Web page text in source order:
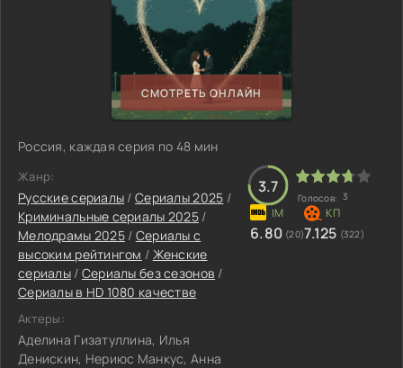
СМОТРЕТЬ ОНЛАЙН
Россия, каждая серия по 48 мин
Жанр:
Русские сериалы /Сериалы 2025 /
Криминальные сериалы 2025 /
Мелодрамы 2025/ Сериалы с
высоким рейтингом / Женские
сериалы/ Сериалы без сезонов /
Сериалы в HD 1080 качестве
Актеры:
Аделина Гизатуллина, Илья
Денискин, Нериюс Манкус, Анна
3.7
Голосов: 3
6.80 (20)7.125 (322)